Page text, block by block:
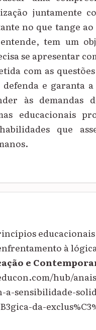
juntamente
no que tange
tem um
se apresentar
com as
e garanta
às demandas
educacionais
que
à
e
hub/
sensibilidade-
da-